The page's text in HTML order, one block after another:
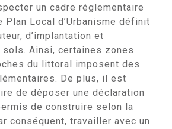
un cadre réglementaire
Local d’Urbanisme définit
d’implantation et
sols. Ainsi, certaines zones
du littoral imposent des
De plus, il est
de déposer une déclaration
de construire selon la
conséquent, travailler avec un